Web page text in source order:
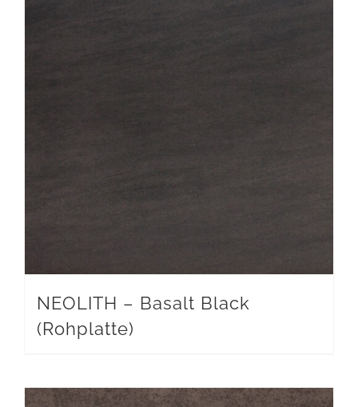
NEOLITH – Basalt Black
(Rohplatte)